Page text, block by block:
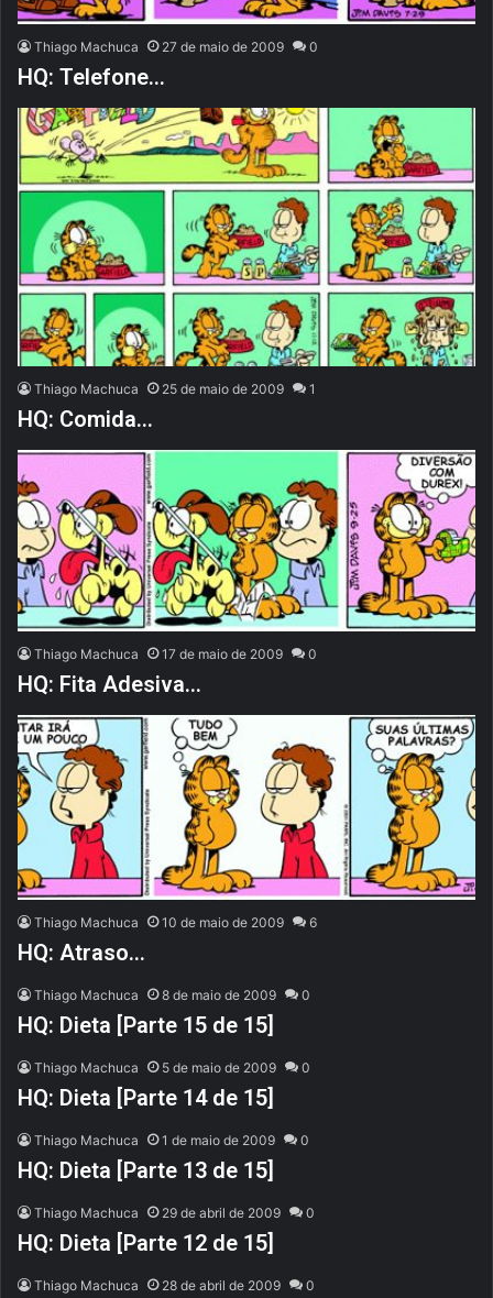
Thiago Machuca 27 de maio de 2009 0
HQ: Telefone…
Thiago Machuca 25 de maio de 2009 1
HQ: Comida…
Thiago Machuca 17 de maio de 2009 0
HQ: Fita Adesiva…
Thiago Machuca 10 de maio de 2009 6
HQ: Atraso…
Thiago Machuca 8 de maio de 2009 0
HQ: Dieta [Parte 15 de 15]
Thiago Machuca 5 de maio de 2009 0
HQ: Dieta [Parte 14 de 15]
Thiago Machuca 1 de maio de 2009 0
HQ: Dieta [Parte 13 de 15]
Thiago Machuca 29 de abril de 2009 0
HQ: Dieta [Parte 12 de 15]
Thiago Machuca 28 de abril de 2009 0